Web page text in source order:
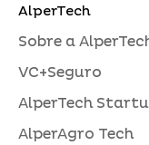
AlperTech
Sobre a
VC+Seguro
AlperTech
AlperAgro Tech